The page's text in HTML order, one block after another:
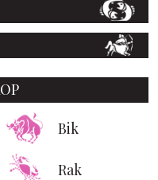
Bik
Rak